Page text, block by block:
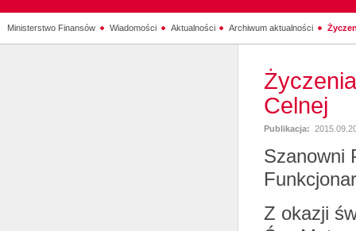
Ministerstwo Finansów Wiadomości Aktualności Archiwum aktualności
Celnej
Publikacja:
Szanowni
Z okazji